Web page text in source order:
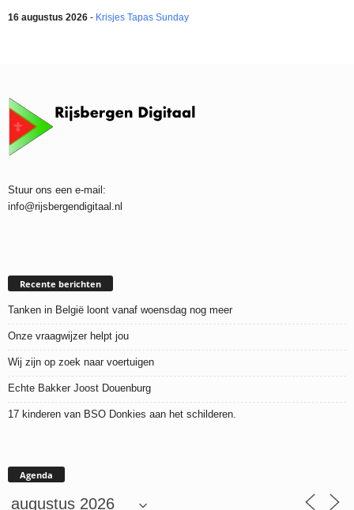
16 augustus 2026 - Krisjes Tapas Sunday
Stuur ons een e-mail:
info@rijsbergendigitaal.nl
Recente berichten
Tanken in België loont vanaf woensdag nog meer
Onze vraagwijzer helpt jou
Wij zijn op zoek naar voertuigen
Echte Bakker Joost Douenburg
17 kinderen van BSO Donkies aan het schilderen.
Agenda